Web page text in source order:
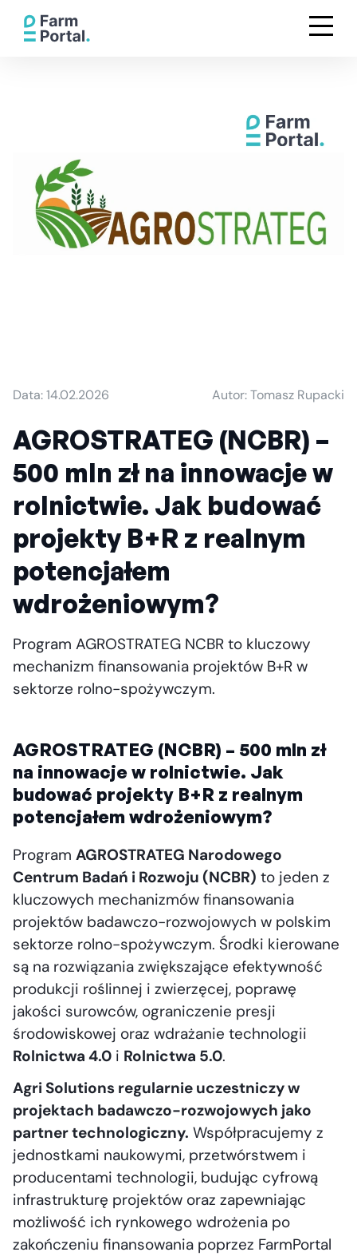
Data: 14.02.2026 Autor: Tomasz Rupacki
AGROSTRATEG (NCBR) –
500 mln zł na innowacje w
rolnictwie. Jak budować
projekty B+R z realnym
potencjałem
wdrożeniowym?
Program AGROSTRATEG NCBR to kluczowy
mechanizm finansowania projektów B+R w
sektorze rolno-spożywczym.
AGROSTRATEG (NCBR) – 500 mln zł
na innowacje w rolnictwie. Jak
budować projekty B+R z realnym
potencjałem wdrożeniowym?
Program AGROSTRATEG Narodowego
Centrum Badań i Rozwoju (NCBR) to jeden z
kluczowych mechanizmów finansowania
projektów badawczo-rozwojowych w polskim
sektorze rolno-spożywczym. Środki kierowane
są na rozwiązania zwiększające efektywność
produkcji roślinnej i zwierzęcej, poprawę
jakości surowców, ograniczenie presji
środowiskowej oraz wdrażanie technologii
Rolnictwa 4.0 i Rolnictwa 5.0.
Agri Solutions regularnie uczestniczy w
projektach badawczo-rozwojowych jako
partner technologiczny. Współpracujemy z
jednostkami naukowymi, przetwórstwem i
producentami technologii, budując cyfrową
infrastrukturę projektów oraz zapewniając
możliwość ich rynkowego wdrożenia po
zakończeniu finansowania poprzez FarmPortal